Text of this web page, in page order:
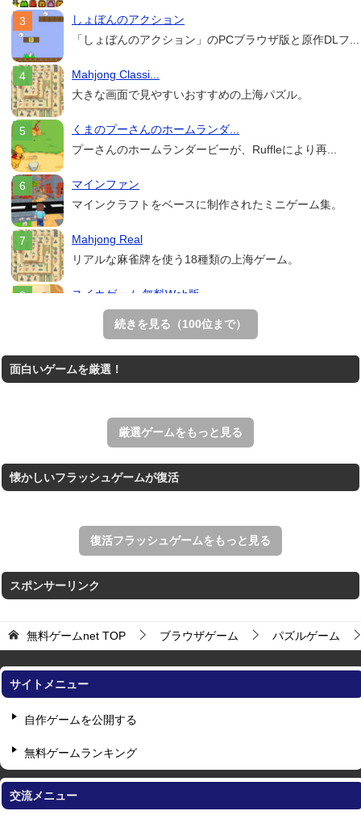
しょぼんのアクション
「しょぼんのアクション」のPCブラウザ版と原作DLフ...
Mahjong Classi...
大きな画面で見やすいおすすめの上海パズル。
くまのプーさんのホームランダ...
プーさんのホームランダービーが、Ruffleにより再...
マインファン
マインクラフトをベースに制作されたミニゲーム集。
Mahjong Real
リアルな麻雀牌を使う18種類の上海ゲーム。
スイカゲーム 無料Web版
スイカゲームをスクラッチで再現した無料Web版。
王国を構築していく放置系のシミュレーションゲーム。
すべての矢印を画面外へ導くパズルゲーム。
続きを見る（100位まで）
面白いゲームを厳選！
厳選ゲームをもっと見る
懐かしいフラッシュゲームが復活
復活フラッシュゲームをもっと見る
スポンサーリンク
無料ゲームnet TOP ブラウザゲーム パズルゲーム
サイトメニュー
自作ゲームを公開する
無料ゲームランキング
交流メニュー